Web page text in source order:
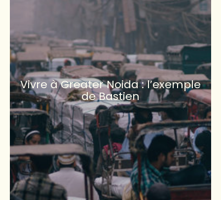
Vivre à Greater Noida : l’exemple
de Bastien